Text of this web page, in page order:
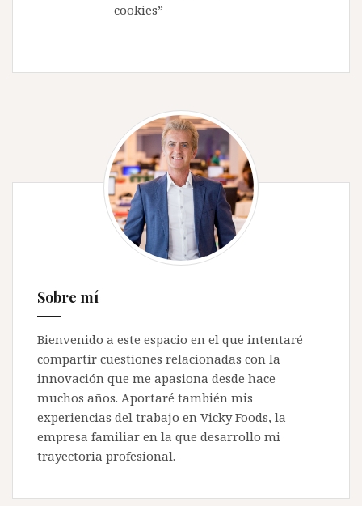
cookies”
Sobre mí
Bienvenido a este espacio en el que intentaré
compartir cuestiones relacionadas con la
innovación que me apasiona desde hace
muchos años. Aportaré también mis
experiencias del trabajo en Vicky Foods, la
empresa familiar en la que desarrollo mi
trayectoria profesional.